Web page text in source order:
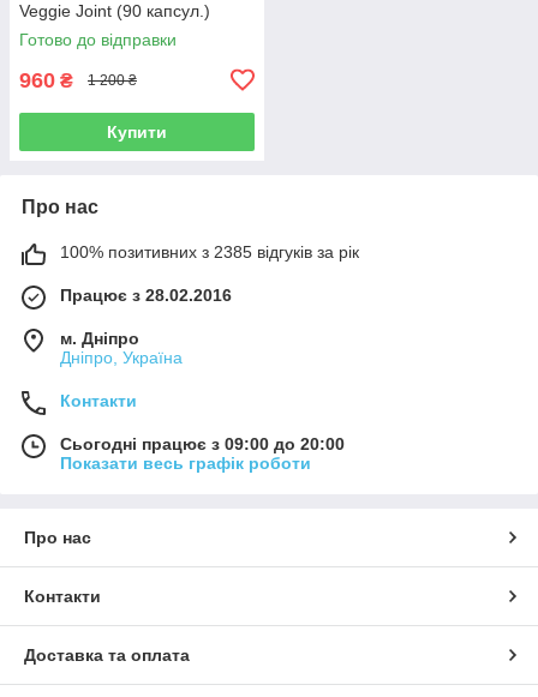
Veggie Joint (90 капсул.)
Готово до відправки
960 ₴ 1 200 ₴
Купити
Про нас
100% позитивних з 2385 відгуків за рік
Працює з 28.02.2016
м. Дніпро
Дніпро, Україна
Контакти
Сьогодні працює з 09:00 до 20:00
Показати весь графік роботи
Про нас
Контакти
Доставка та оплата